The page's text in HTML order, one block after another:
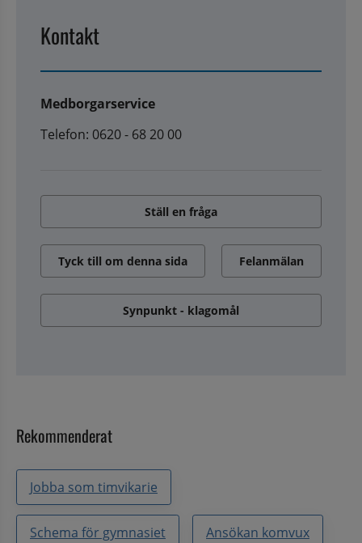
Kontakt
Medborgarservice
Telefon: 0620 - 68 20 00
Ställ en fråga
Tyck till om denna sida Felanmälan
Synpunkt - klagomål
Rekommenderat
Jobba som timvikarie
Schema för gymnasiet Ansökan komvux